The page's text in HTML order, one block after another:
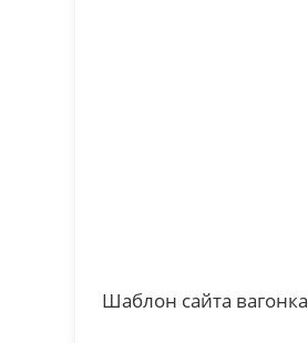
Шаблон сайта вагонка